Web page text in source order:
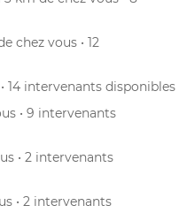
chez vous • 12
14 intervenants disponibles
• 9 intervenants
• 2 intervenants
• 2 intervenants